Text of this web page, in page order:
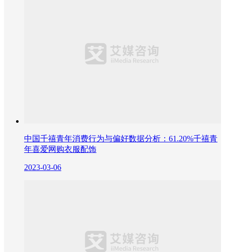
中国千禧青年消费行为与偏好数据分析：61.20%千禧青
年喜爱网购衣服配饰
2023-03-06